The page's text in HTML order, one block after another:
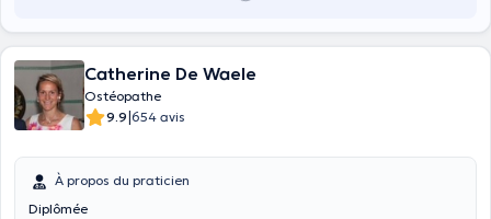
Catherine De Waele
Ostéopathe
9.9|654 avis
À propos du praticien
Diplômée